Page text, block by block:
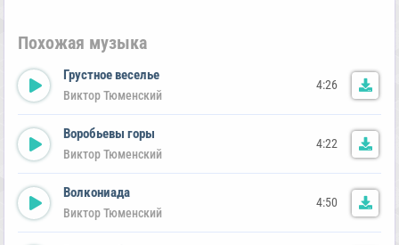
Похожая музыка
Грустное веселье
Виктор Тюменский
4:26
Воробьевы горы
Виктор Тюменский
4:22
Волкониада
Виктор Тюменский
4:50